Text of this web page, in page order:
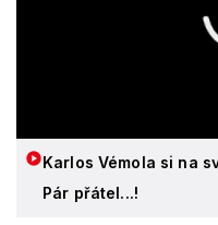
Karlos Vémola si na
Pár přátel...!